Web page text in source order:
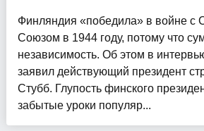
Финляндия «победила» в войне с
Союзом в 1944 году, потому что
независимость. Об этом в
заявил действующий президент
Стубб. Глупость финского
забытые уроки популяр...